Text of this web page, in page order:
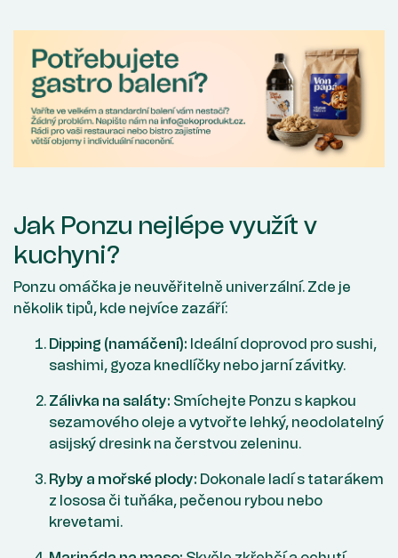
Jak Ponzu nejlépe využít v
kuchyni?
Ponzu omáčka je neuvěřitelně univerzální. Zde je
několik tipů, kde nejvíce zazáří:
Dipping (namáčení): Ideální doprovod pro sushi,
sashimi, gyoza knedlíčky nebo jarní závitky.
Zálivka na saláty: Smíchejte Ponzu s kapkou
sezamového oleje a vytvořte lehký, neodolatelný
asijský dresink na čerstvou zeleninu.
Ryby a mořské plody: Dokonale ladí s tatarákem
z lososa či tuňáka, pečenou rybou nebo
krevetami.